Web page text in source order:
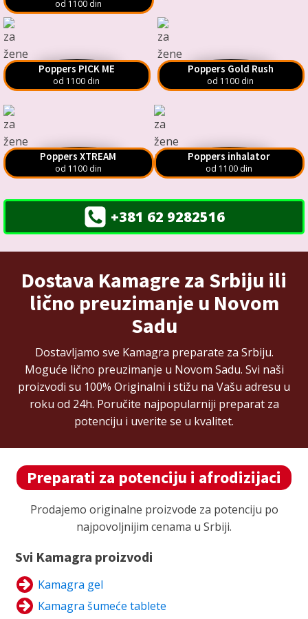
od 1100 din
Poppers PICK ME
od 1100 din
Poppers Gold Rush
od 1100 din
Poppers XTREAM
od 1100 din
Poppers inhalator
od 1100 din
+381 62 9282516
Dostava Kamagre za Srbiju ili
lično preuzimanje u Novom
Sadu
Dostavljamo sve Kamagra preparate za Srbiju.
Moguće lično preuzimanje u Novom Sadu. Svi naši
proizvodi su 100% Originalni i stižu na Vašu adresu u
roku od 24h. Poručite najpopularniji preparat za
potenciju i uverite se u kvalitet.
Preparati za potenciju i afrodizijaci
Prodajemo originalne proizvode za potenciju po
najpovoljnijim cenama u Srbiji.
Svi Kamagra proizvodi
Kamagra gel
Kamagra šumeće tablete